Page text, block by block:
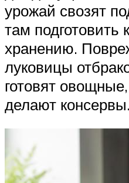
урожай свозят
там подготовить
хранению.
луковицы
готовят
делают консервы.